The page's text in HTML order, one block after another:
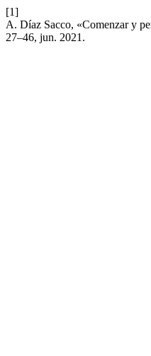
[1]
A. Díaz Sacco, «Comenzar y
27–46, jun. 2021.